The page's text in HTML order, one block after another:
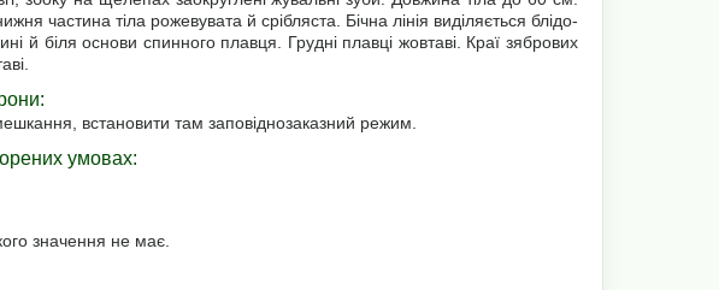
частина тіла рожевувата й срібляста. Бічна лінія виділяється блідо-
й біля основи спинного плавця. Грудні плавці жовтаві. Краї зябрових
встановити там заповіднозаказний режим.
умовах:
значення не має.